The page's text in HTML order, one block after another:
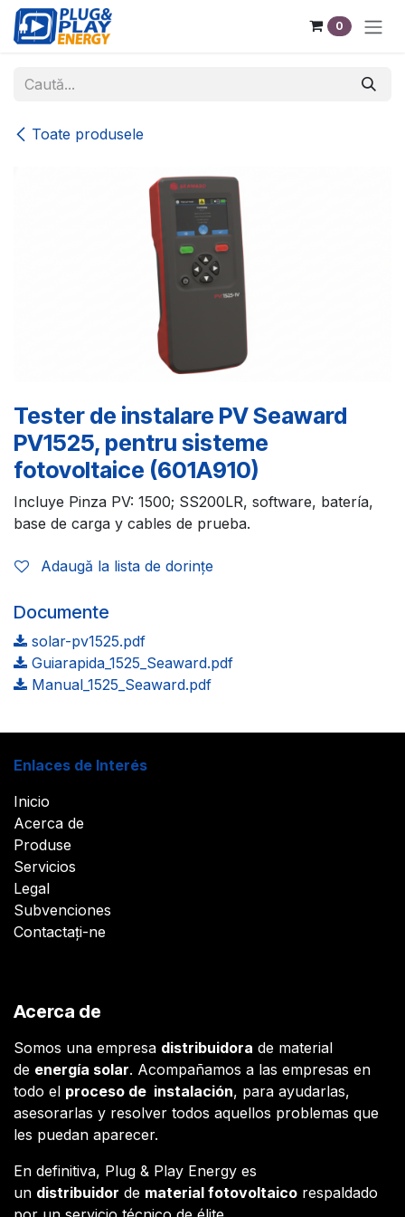
Sari la conținut
0
Toate produsele
Tester de instalare PV Seaward
PV1525, pentru sisteme
fotovoltaice (601A910)
Incluye Pinza PV: 1500; SS200LR, software, batería,
base de carga y cables de prueba.
Adaugă la lista de dorințe
Documente
solar-pv1525.pdf
Guiarapida_1525_Seaward.pdf
Manual_1525_Seaward.pdf
Enlaces de Interés
Inicio
Acerca de
Produse
Servicios
Legal
Subvenciones
Contactați-ne
Acerca de
Somos una empresa distribuidora de material
de energía solar. Acompañamos a las empresas en
todo el proceso de instalación, para ayudarlas,
asesorarlas y resolver todos aquellos problemas que
les puedan aparecer.
En definitiva, Plug & Play Energy es
un distribuidor de material fotovoltaico respaldado